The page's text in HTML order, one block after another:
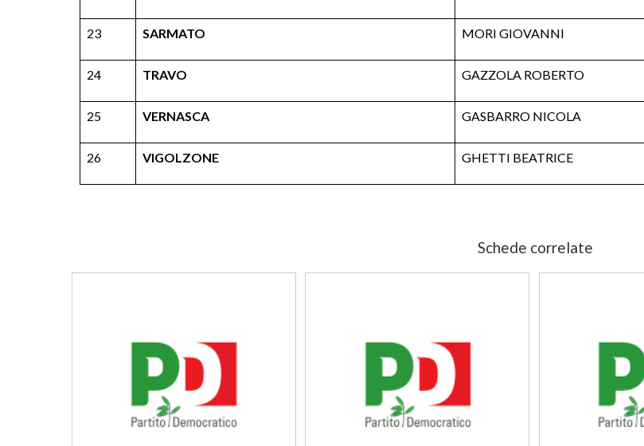
23 SARMATO MORI GIOVANNI
24 TRAVO GAZZOLA ROBERTO
25 VERNASCA GASBARRO NICOLA
26 VIGOLZONE GHETTI BEATRICE
Schede correlate